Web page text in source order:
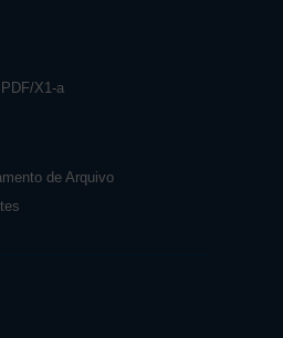
X1-a
de Arquivo